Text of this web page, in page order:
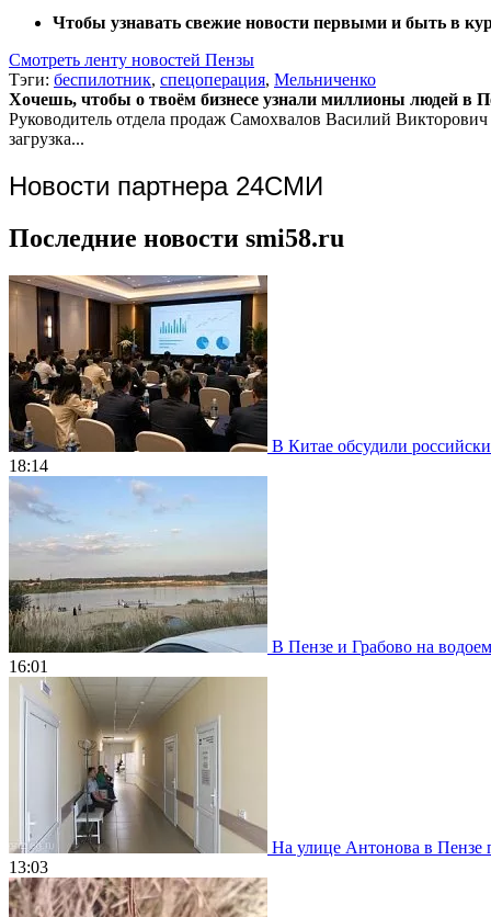
Чтобы узнавать свежие новости первыми и быть в
Смотреть ленту новостей Пензы
Тэги: беспилотник, спецоперация, Мельниченко
Хочешь, чтобы о твоём бизнесе узнали миллионы людей в
Руководитель отдела продаж Самохвалов Василий Викторович
загрузка...
Новости партнера 24СМИ
Последние новости smi58.ru
В Китае обсудили
18:14
В Пензе и Грабово на
16:01
На улице Антонова в Пензе
13:03